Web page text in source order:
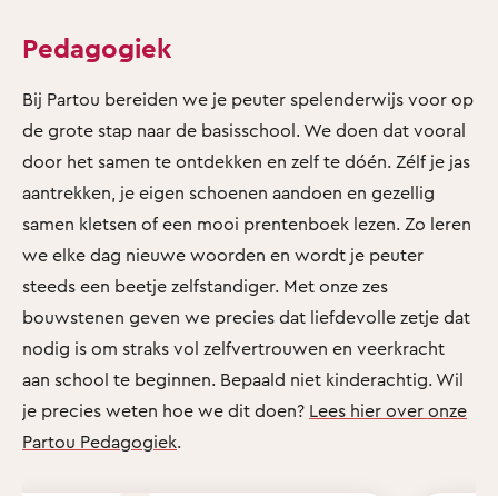
Pedagogiek
Bij Partou bereiden we je peuter spelenderwijs voor op
de grote stap naar de basisschool. We doen dat vooral
door het samen te ontdekken en zelf te dóén. Zélf je jas
aantrekken, je eigen schoenen aandoen en gezellig
samen kletsen of een mooi prentenboek lezen. Zo leren
we elke dag nieuwe woorden en wordt je peuter
steeds een beetje zelfstandiger. Met onze zes
bouwstenen geven we precies dat liefdevolle zetje dat
nodig is om straks vol zelfvertrouwen en veerkracht
aan school te beginnen. Bepaald niet kinderachtig. Wil
je precies weten hoe we dit doen? Lees hier over onze
Partou Pedagogiek.